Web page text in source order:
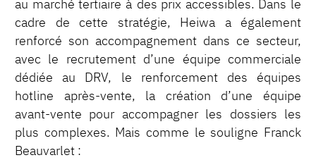
au marché tertiaire à des prix accessibles. Dans le
cadre de cette stratégie, Heiwa a également
renforcé son accompagnement dans ce secteur,
avec le recrutement d’une équipe commerciale
dédiée au DRV, le renforcement des équipes
hotline après-vente, la création d’une équipe
avant-vente pour accompagner les dossiers les
plus complexes. Mais comme le souligne Franck
Beauvarlet :